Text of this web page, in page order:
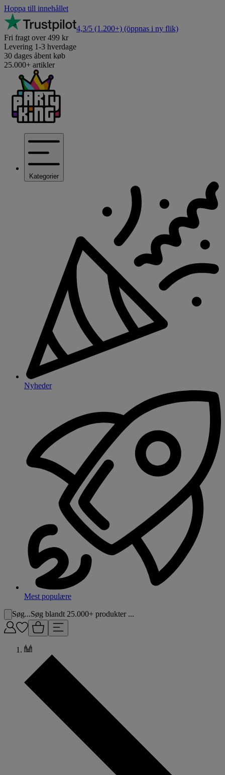
Hoppa till innehållet
4,3/5 (1.200+) (öppnas i ny flik)
Fri fragt over 499 kr
Levering 1-3 hverdage
30 dages åbent køb
25.000+ artikler
Kategorier
Nyheder
Mest populære
Søg...Søg blandt 25.000+ produkter ...